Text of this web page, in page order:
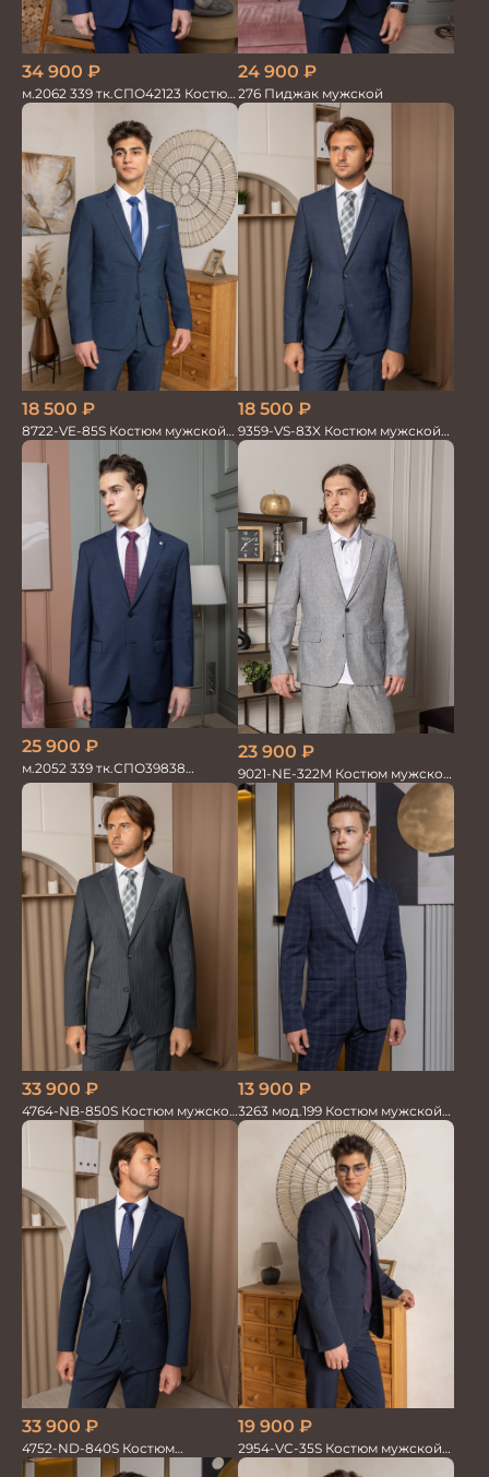
34 900 ₽
м.2062 339 тк.СПО42123 Костюм
мужской однотон красивый
24 900 ₽
276 Пиджак мужской
18 500 ₽
8722-VE-85S Костюм мужской
двойка
18 500 ₽
9359-VS-83X Костюм мужской
двойка
25 900 ₽
м.2052 339 тк.СПО39838
Костюм мужской
23 900 ₽
9021-NE-322M Костюм мужской
двойка хлопок, лен
33 900 ₽
4764-NB-850S Костюм мужской
двойка в полоску
13 900 ₽
3263 мод.199 Костюм мужской
трикотажный т.син в клетку
33 900 ₽
4752-ND-840S Костюм
мужской двойка
19 900 ₽
2954-VC-35S Костюм мужской
двойка